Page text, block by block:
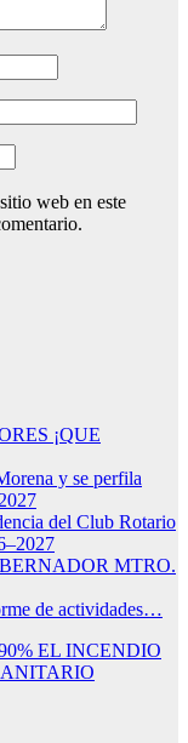
web en este
¡QUE
y se perfila
del Club Rotario
MTRO.
de actividades…
EL INCENDIO